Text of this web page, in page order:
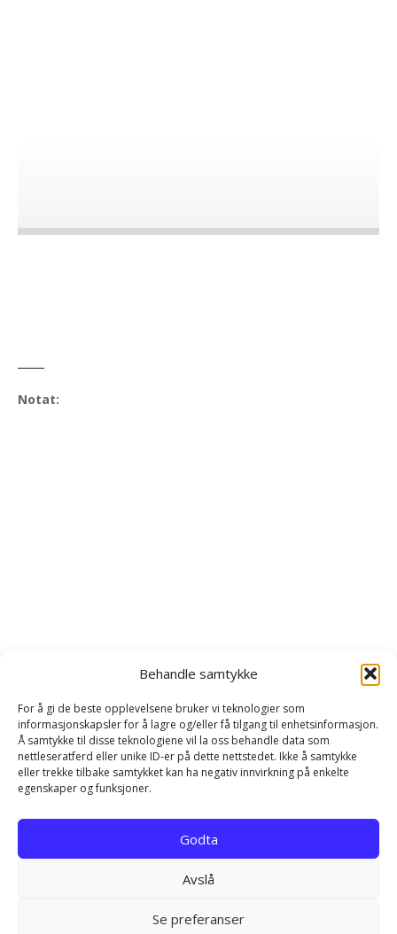
Behandle samtykke
For å gi de beste opplevelsene bruker vi teknologier som
informasjonskapsler for å lagre og/eller få tilgang til enhetsinformasjon.
Å samtykke til disse teknologiene vil la oss behandle data som
nettleseratferd eller unike ID-er på dette nettstedet. Ikke å samtykke
eller trekke tilbake samtykket kan ha negativ innvirkning på enkelte
egenskaper og funksjoner.
Godta
Avslå
Se preferanser
Notat:
Hjem Kontakt
Personvernerklæring
Infokapsel-erklæring (EU)